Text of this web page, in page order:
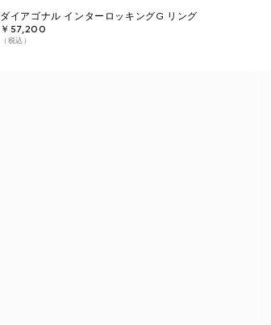
ダイアゴナル インターロッキングG リング
￥57,200
（税込）